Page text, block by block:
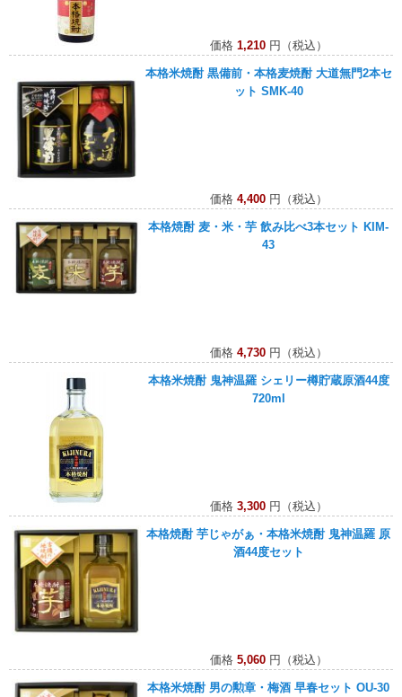
価格 1,210円（税込）
本格米焼酎 黒備前・本格麦焼酎 大道無門2本セ
ット SMK-40
価格 4,400円（税込）
本格焼酎 麦・米・芋 飲み比べ3本セット KIM-
43
価格 4,730円（税込）
本格米焼酎 鬼神温羅 シェリー樽貯蔵原酒44度
720ml
価格 3,300円（税込）
本格焼酎 芋じゃがぁ・本格米焼酎 鬼神温羅 原
酒44度セット
価格 5,060円（税込）
本格米焼酎 男の勲章・梅酒 早春セット OU-30